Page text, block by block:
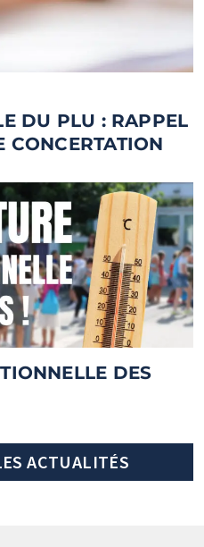
DU PLU : RAPPEL
CONCERTATION
DES
ACTUALITÉS